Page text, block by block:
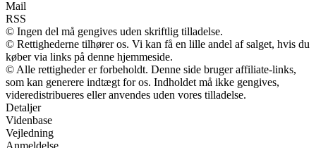
Mail
RSS
© Ingen del må gengives uden skriftlig tilladelse.
© Rettighederne tilhører os. Vi kan få en lille andel af salget, hvis du
køber via links på denne hjemmeside.
© Alle rettigheder er forbeholdt. Denne side bruger affiliate-links,
som kan generere indtægt for os. Indholdet må ikke gengives,
videredistribueres eller anvendes uden vores tilladelse.
Detaljer
Videnbase
Vejledning
Anmeldelse